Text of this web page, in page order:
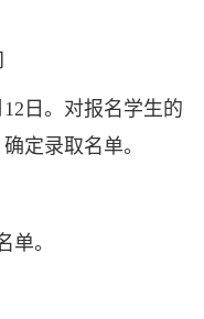
日。对报名学生的
定录取名单。
。